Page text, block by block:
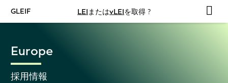
GLEIF LEIまたはvLEIを取得 ?
Europe
採用情報